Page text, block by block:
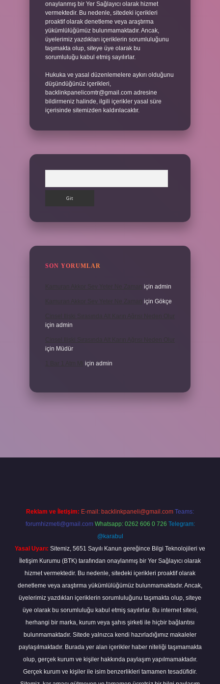
onaylanmış bir Yer Sağlayıcı olarak hizmet
vermektedir. Bu nedenle, sitedeki içerikleri
proaktif olarak denetleme veya araştırma
yükümlülüğümüz bulunmamaktadır. Ancak,
üyelerimiz yazdıkları içeriklerin sorumluluğunu
taşımakta olup, siteye üye olarak bu
sorumluluğu kabul etmiş sayılırlar.
Hukuka ve yasal düzenlemelere aykırı olduğunu
düşündüğünüz içerikleri,
backlinkpanelicomtr@gmail.com adresine
bildirmeniz halinde, ilgili içerikler yasal süre
içerisinde sitemizden kaldırılacaktır.
SON YORUMLAR
için admin
için Gökçe
için admin
için Müdür
için admin
Reklam ve İletişim: E-mail: backlinkpaneli@gmail.com Teams:
forumhizmeti@gmail.com Whatsapp: 0262 606 0 726 Telegram:
@karabul
Yasal Uyarı: Sitemiz, 5651 Sayılı Kanun gereğince Bilgi Teknolojileri ve
İletişim Kurumu (BTK) tarafından onaylanmış bir Yer Sağlayıcı olarak
hizmet vermektedir. Bu nedenle, sitedeki içerikleri proaktif olarak
denetleme veya araştırma yükümlülüğümüz bulunmamaktadır. Ancak,
üyelerimiz yazdıkları içeriklerin sorumluluğunu taşımakta olup, siteye
üye olarak bu sorumluluğu kabul etmiş sayılırlar. Bu internet sitesi,
herhangi bir marka, kurum veya şahıs şirketi ile hiçbir bağlantısı
bulunmamaktadır. Sitede yalnızca kendi hazırladığımız makaleler
paylaşılmaktadır. Burada yer alan içerikler haber niteliği taşımamakta
olup, gerçek kurum ve kişiler hakkında paylaşım yapılmamaktadır.
Gerçek kurum ve kişiler ile isim benzerlikleri tamamen tesadüfidir.